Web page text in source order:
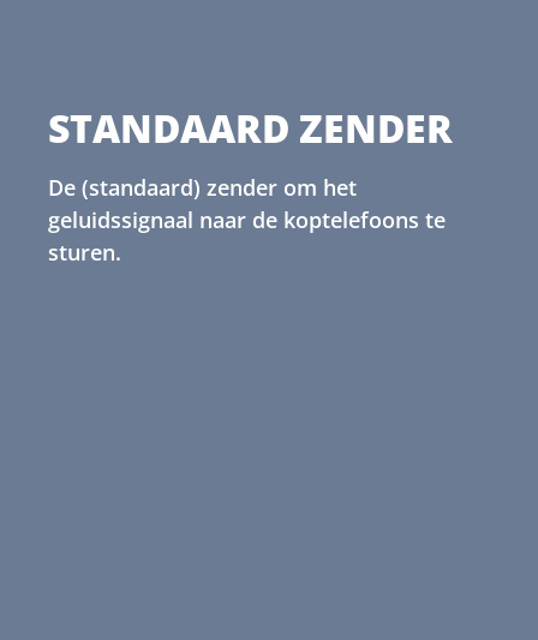
STANDAARD ZENDER
De (standaard) zender om het
geluidssignaal naar de koptelefoons te
sturen.